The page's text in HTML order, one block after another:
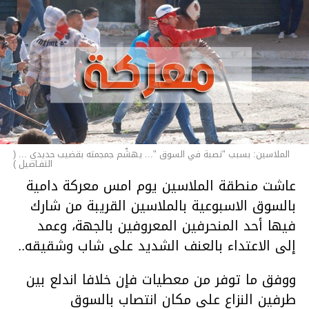
الملاسين: بسبب "نصبة في السوق "... يهشّم جمجمته بقضيب حديدي ... (
التفـاصيل )
عاشت منطقة الملاسين يوم امس معركة دامية
بالسوق الاسبوعية بالملاسين القريبة من شارك
فيها أحد المنحرفين المعروفين بالجهة، وعمد
إلى الاعتداء بالعنف الشديد على شاب وشقيقه..
ووفق ما توفر من معطيات فإن خلافا اندلع بين
طرفين النزاع على مكان انتصاب بالسوق